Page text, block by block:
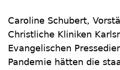
Caroline Schubert,
Christliche Kliniken
Evangelischen
Pandemie hätten die